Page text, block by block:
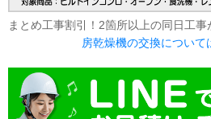
まとめ工事割引！2箇所以上の同日工事
房乾燥機の交換について